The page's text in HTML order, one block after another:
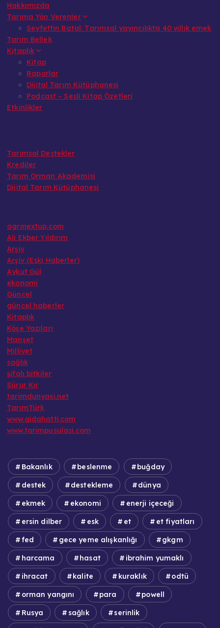
Hakkımızda
Tarıma Yön Verenler
Seyfettin Batal: Tarımsal yayıncılıkta 40 yıllık emek
Tarım Bellek
Kitaplık
Kitap
Raporlar
Dijital Tarım Kütüphanesi
Podcast – Sesli Kitap Özetleri
Etkinlikler
Tarımsal Destekler
Krediler
Tarım Orman Akademisi
Dijital Tarım Kütüphanesi
agrinextup.com
Ali Ekber Yıldırım
Arşiv
Arşiv (Eski Haberler)
Aykut Gül
ekonomi
Güncel
güncel haberler
Kitaplık
Köşe Yazıları
Manşet
Milliyet
sağlık
şifalı bitkiler
Sürur Kır
tarimdunyasi.net
TarımTürk
www.gidahatti.com
www.tarimpusulasi.com
Bakanlık beslenme buğday
destek destekleme dünya
ekmek ekonomi enerji içeceği
ersin dilber esk et et fiyatları
fed gece yeme alışkanlığı gkgm
harcama hasat ibrahim yumaklı
ihracat kalite kuraklık odtü
orman yangını para powell
Rusya sağlık serinlik